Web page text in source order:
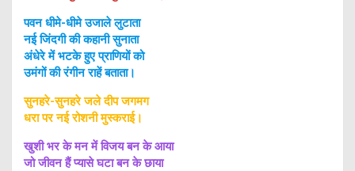
पवन धीमे-धीमे उजाले लुटाता
नई जिंदगी की कहानी सुनाता
अंधेरे में भटके हुए प्राणियों को
उमंगों की रंगीन राहें बताता।
सुनहरे-सुनहरे जले दीप जगमग
धरा पर नई रोशनी मुस्कराई।
खुशी भर के मन में विजय बन के आया
जो जीवन हैं प्यासे घटा बन के छाया